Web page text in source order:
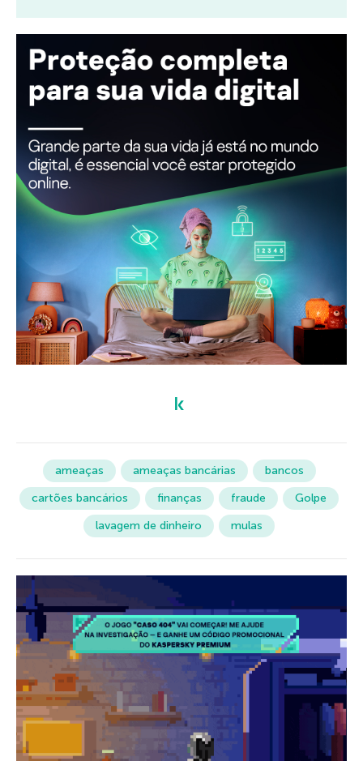
ameaças ameaças bancárias
bancos
cartões bancários
finanças fraude
Golpe
lavagem de dinheiro
mulas